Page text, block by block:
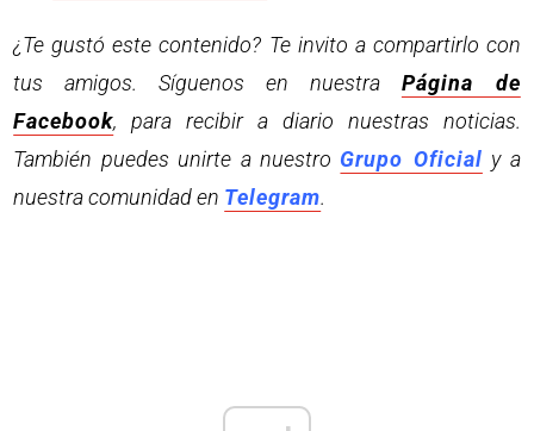
¿Te gustó este contenido? Te invito a compartirlo con
tus amigos. Síguenos en nuestra Página de
Facebook, para recibir a diario nuestras noticias.
También puedes unirte a nuestro Grupo Oficial y a
nuestra comunidad en Telegram.